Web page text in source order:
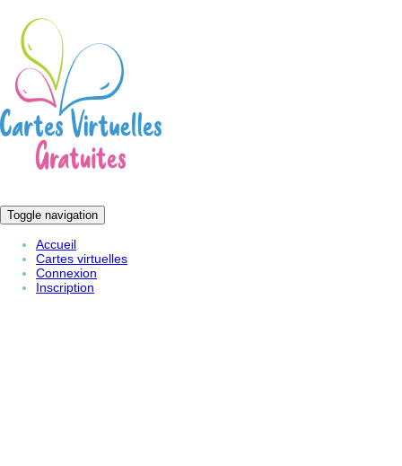
Toggle navigation
Accueil
Cartes virtuelles
Connexion
Inscription